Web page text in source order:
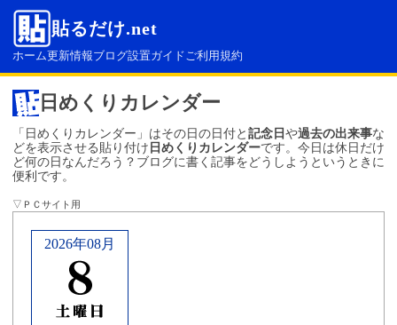
貼るだけ.net
ホーム更新情報ブログ設置ガイドご利用規約
日めくりカレンダー
「日めくりカレンダー」はその日の日付と 記念日 や過去の出来事な
どを表示させる貼り付け 日めくりカレンダーです。今日は休日だけ
ど何の日なんだろう？ブログに書く記事をどうしようというときに
便利です。
▽ＰＣサイト用
2026年08月